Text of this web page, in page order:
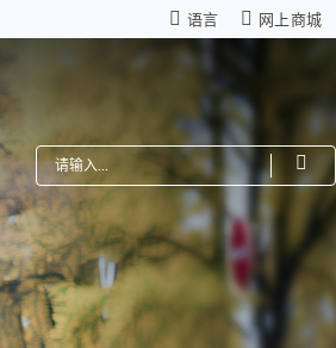
语言 网上商城
零背隙齿轮箱
电路板
机器人
仿生机器人灵巧手